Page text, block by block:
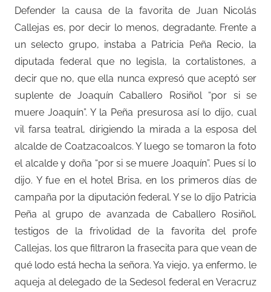
Defender la causa de la favorita de Juan Nicolás
Callejas es, por decir lo menos, degradante. Frente a
un selecto grupo, instaba a Patricia Peña Recio, la
diputada federal que no legisla, la cortalistones, a
decir que no, que ella nunca expresó que aceptó ser
suplente de Joaquín Caballero Rosiñol “por si se
muere Joaquín”. Y la Peña presurosa así lo dijo, cual
vil farsa teatral, dirigiendo la mirada a la esposa del
alcalde de Coatzacoalcos. Y luego se tomaron la foto
el alcalde y doña “por si se muere Joaquín”. Pues sí lo
dijo. Y fue en el hotel Brisa, en los primeros días de
campaña por la diputación federal. Y se lo dijo Patricia
Peña al grupo de avanzada de Caballero Rosiñol,
testigos de la frivolidad de la favorita del profe
Callejas, los que filtraron la frasecita para que vean de
qué lodo está hecha la señora. Ya viejo, ya enfermo, le
aqueja al delegado de la Sedesol federal en Veracruz